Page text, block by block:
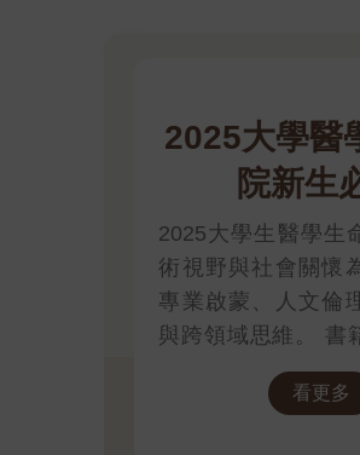
2025大學醫
院新生
2025大學生醫學生
術視野與社會關懷
專業啟蒙、人文倫
與跨領域思維。 書
的自我投資，大學
書成為你思維的杠
看更多